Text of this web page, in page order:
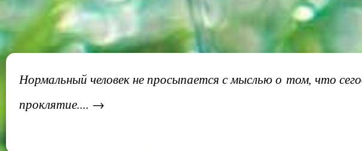
Нормальный человек не просыпается с мыслью о том, что
проклятие.... →